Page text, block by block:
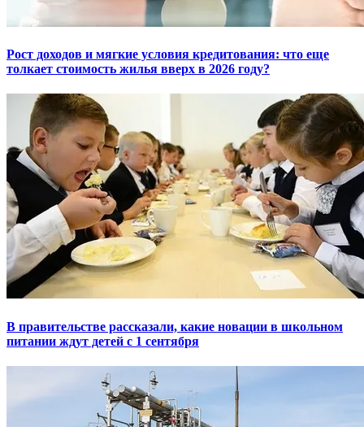
Рост доходов и мягкие условия кредитования: что еще
толкает стоимость жилья вверх в 2026 году?
В правительстве рассказали, какие новации в школьном
питании ждут детей с 1 сентября